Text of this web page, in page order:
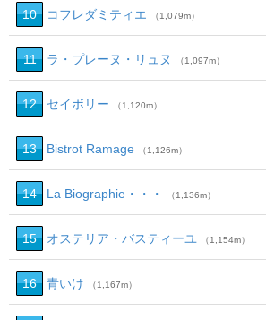
10 コフレダミティエ （1,079m）
11 ラ・プレーヌ・リュヌ （1,097m）
12 セイボリー （1,120m）
13 Bistrot Ramage （1,126m）
14 La Biographie・・・ （1,136m）
15 オステリア・バスティーユ （1,154m）
16 青いけ （1,167m）